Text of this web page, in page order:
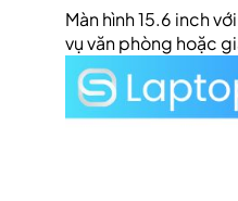
Màn hình 15.6 inch
vụ văn phòng hoặc